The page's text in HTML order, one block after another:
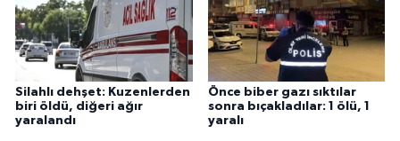
Silahlı dehşet: Kuzenlerden
biri öldü, diğeri ağır
yaralandı
Önce biber gazı sıktılar
sonra bıçakladılar: 1 ölü, 1
yaralı